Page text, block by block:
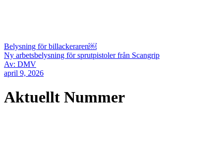
Belysning för billackeraren￼
Ny arbetsbelysning för sprutpistoler från Scangrip
Av: DMV
april 9, 2026
Aktuellt Nummer